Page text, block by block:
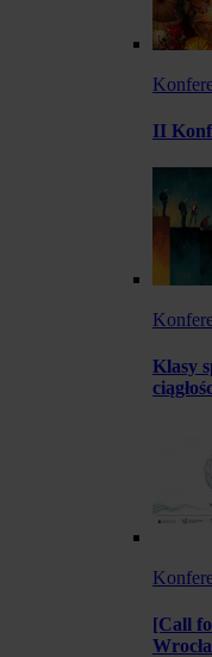
II
Klasy
[Call